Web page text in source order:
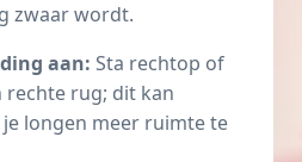
zwaar wordt.
aan: Sta rechtop of
rechte rug; dit kan
longen meer ruimte te